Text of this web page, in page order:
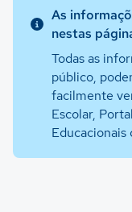
As
nestas
Todas as
público,
facilmente
Escolar,
Educacionais